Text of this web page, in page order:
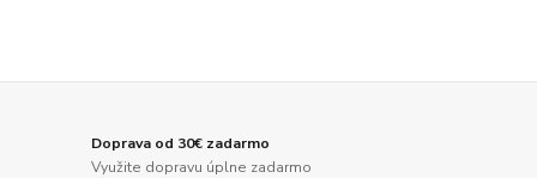
Doprava od 30€ zadarmo
Využite dopravu úplne zadarmo